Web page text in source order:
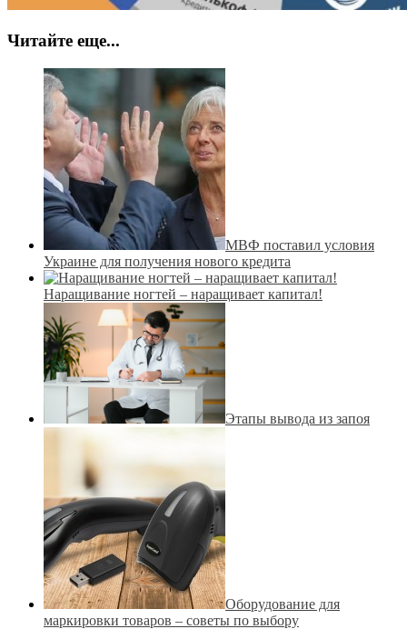
Читайте еще...
МВФ поставил условия
Украине для получения нового кредита
Наращивание ногтей – наращивает капитал!
Этапы вывода из запоя
Оборудование для
маркировки товаров – советы по выбору